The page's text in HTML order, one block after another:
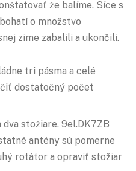
že balíme. Síce s
o množstvo
zime zabalili a ukončili.
tri pásma a celé
dostatočný počet
stožiare. 9el.DK7ZB
antény sú pomerne
rotátor a opraviť stožiar